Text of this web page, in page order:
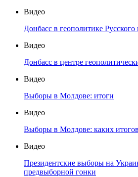
Видео
Донбасс в геополитике Русского
Видео
Донбасс в центре
Видео
Выборы в Молдове: итоги
Видео
Выборы в Молдове: каких
Видео
Президентские выборы на
предвыборной гонки